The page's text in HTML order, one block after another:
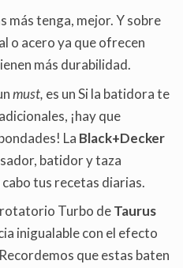
más tenga, mejor. Y sobre
o acero ya que ofrecen
más durabilidad.
must, es un Si la batidora te
¡hay que
La Black+Decker
batidor y taza
tus recetas diarias.
rotatorio Turbo deTaurus
inigualable con el efecto
que estas baten